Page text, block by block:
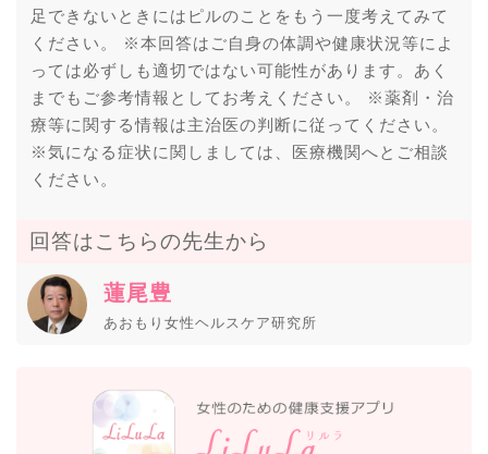
足できないときにはピルのことをもう一度考えてみて
ください。 ※本回答はご自身の体調や健康状況等によ
っては必ずしも適切ではない可能性があります。あく
までもご参考情報としてお考えください。 ※薬剤・治
療等に関する情報は主治医の判断に従ってください。
※気になる症状に関しましては、医療機関へとご相談
ください。
回答はこちらの先生から
蓮尾豊
あおもり女性ヘルスケア研究所